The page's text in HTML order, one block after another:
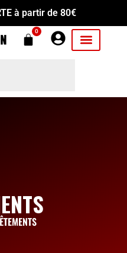
à partir de 80€
0